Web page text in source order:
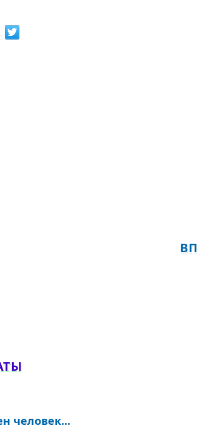
ДЕЙСТВОВАТЬ,
человек...